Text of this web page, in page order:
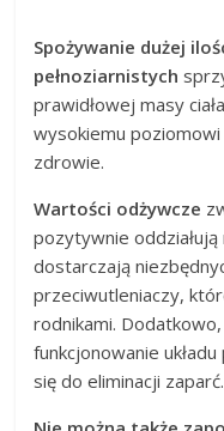
Spożywanie dużej
pełnoziarnistych
prawidłowej masy
wysokiemu
zdrowie.
Wartości odżywcze
pozytywnie
dostarczają
przeciwutleniaczy,
rodnikami.
funkcjonowanie
się do eliminacji zaparć.